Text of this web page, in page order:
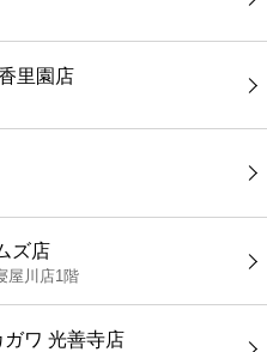
里園店
ズ店
屋川店1階
ワ 光善寺店